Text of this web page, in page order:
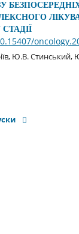
СТАДІЇ
Ю.В. Стинський,